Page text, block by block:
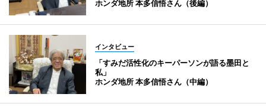
ホンダ地所 本多信悟さん（後編）
インタビュー
「すみだ活性化のキーパーソンが語る墨田と
私」
ホンダ地所 本多信悟さん（中編）